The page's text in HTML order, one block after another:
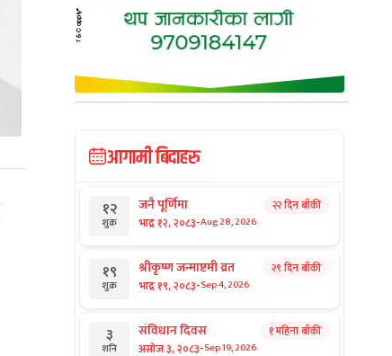
आगामी बिदाहरु
१२
शुक्र
जनै पूर्णिमा
भाद्र १२, २०८३-Aug 28, 2026
२२ दिन बाँकी
१९
शुक्र
श्रीकृष्ण जन्माष्टमी व्रत
भाद्र १९, २०८३-Sep 4, 2026
२९ दिन बाँकी
३
शनि
संविधान दिवस
असोज ३, २०८३-Sep 19, 2026
१ महिना बाँकी